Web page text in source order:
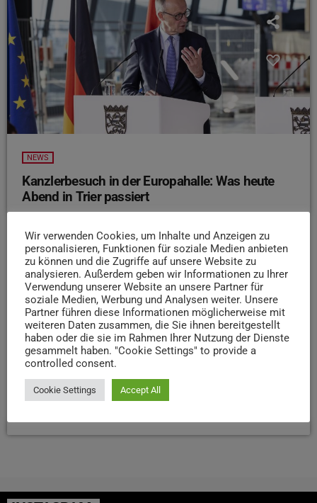
NEWS
Kanzlerbesuch in der Europahalle: Was heute
Abend in Trier passiert
Politischen Aschermittwoch in die Europahalle Trier. Die
Veranstaltung der CDU ist mit rund 1.000 geladenen
Gästen geplant, spontane Besuche sind nicht möglich.
Für die Sicherheit sorgen das Bundeskriminalamt und die
Polizei, zudem ist eine Demonstration mit etwa 200
Teilnehmenden angemeldet. Größere
Verkehrsbehinderungen erwartet die Polizei nach eigenen
Angaben nicht, es könnte aber zu kurzfristigen
Sperrungen kommen. Die Veranstaltung beginnt um 17.30
Uhr und endet gegen 19.30 Uhr.
Wir verwenden Cookies, um Inhalte und Anzeigen zu
personalisieren, Funktionen für soziale Medien anbieten
zu können und die Zugriffe auf unsere Website zu
analysieren. Außerdem geben wir Informationen zu Ihrer
Verwendung unserer Website an unsere Partner für
soziale Medien, Werbung und Analysen weiter. Unsere
Partner führen diese Informationen möglicherweise mit
weiteren Daten zusammen, die Sie ihnen bereitgestellt
haben oder die sie im Rahmen Ihrer Nutzung der Dienste
gesammelt haben. "Cookie Settings" to provide a
controlled consent.
Cookie Settings Accept All